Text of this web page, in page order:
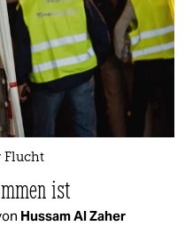
Flucht
ist
Hussam Al Zaher